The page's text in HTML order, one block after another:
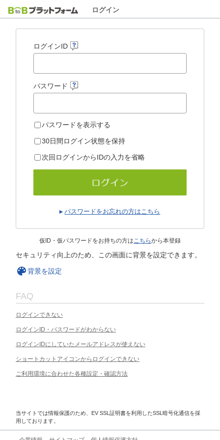
ログイン
ログインID
パスワード
パスワードを表示する
30日間ログイン状態を保持
次回ログインからIDの入力を省略
パスワードをお忘れの方はこちら
仮ID・仮パスワードをお持ちの方はこちらから本登録
セキュリティ向上のため、この画面に背景を設定できます。
背景を設定
FAQ
ログインできない
ログインID・パスワードがわからない
ログインIDにしていたメールアドレスが使えない
ショートカットアイコンからログインできない
ご利用環境に合わせた各種設定・確認方法
当サイトでは情報保護のため、EV SSL証明書を利用したSSL暗号化通信を採
用しております。